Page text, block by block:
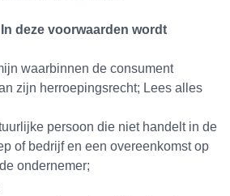
deze voorwaarden wordt
waarbinnen de consument
zijn herroepingsrecht; Lees alles
persoon die niet handelt in de
of bedrijf en een overeenkomst op
ondernemer;